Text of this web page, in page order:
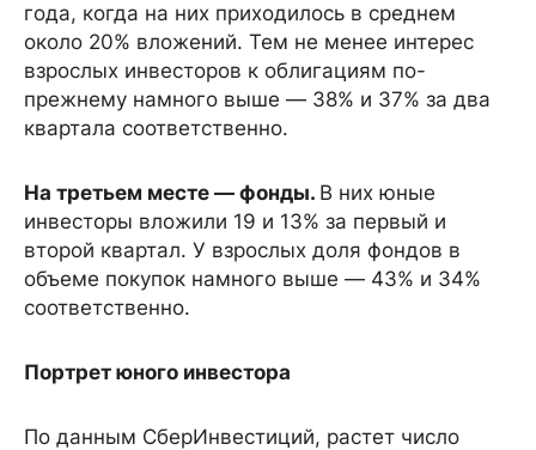
года, когда на них приходилось в среднем
около 20% вложений. Тем не менее интерес
взрослых инвесторов к облигациям по-
прежнему намного выше — 38% и 37% за два
квартала соответственно.
На третьем месте — фонды. В них юные
инвесторы вложили 19 и 13% за первый и
второй квартал. У взрослых доля фондов в
объеме покупок намного выше — 43% и 34%
соответственно.
Портрет юного инвестора
По данным СберИнвестиций, растет число